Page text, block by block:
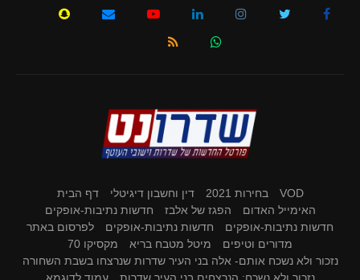
VOD בחירות 2021 דין וחשבון דיגיטלי
דף הבית
האימייל האדום
הפגז של אלבז
חדשות נתיבות-אופקים
חדשות נתיבות-אופקים
חדשות נתיבות-אופקים
לפרסום באתר
מדורים וטיפים
מיטל מטבח בריא
מקסיקו 70
נזכור ולא נשכח אותם- אלה בני העיר שדרות שנרצחו בשבת השחורה
נזכור ולא נשכח: הנרצחים בני העיר שדרות
עמוד לדוגמא